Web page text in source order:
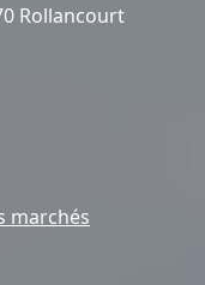
Rollancourt
marchés